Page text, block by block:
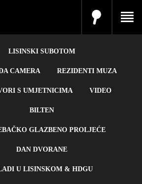
LISINSKI SUBOTOM
CAMERA REZIDENTI MUZA
S UMJETNICIMA VIDEO
BILTEN
GLAZBENO PROLJEĆE
DAN DVORANE
U LISINSKOM & HDGU